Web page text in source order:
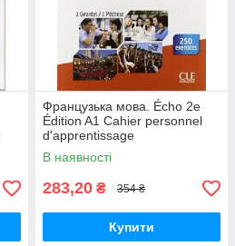
Французька мова. Écho 2e
Édition A1 Cahier personnel
d'apprentissage
В наявності
283,20 ₴ 354 ₴
Купити